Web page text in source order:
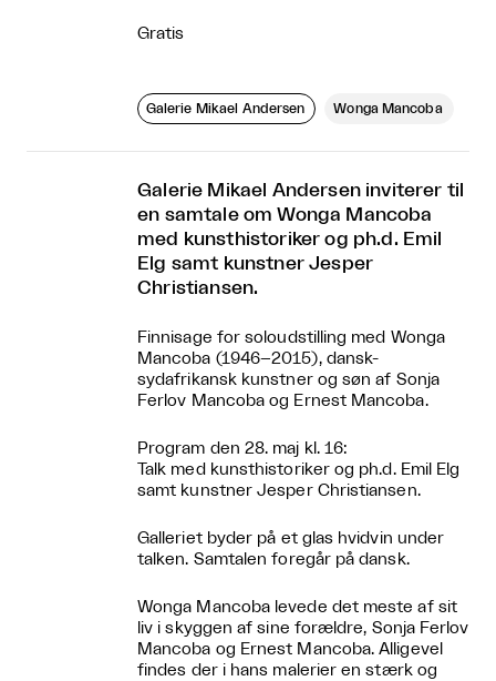
Gratis
Galerie Mikael Andersen Wonga Mancoba
Galerie Mikael Andersen inviterer til
en samtale om Wonga Mancoba
med kunsthistoriker og ph.d. Emil
Elg samt kunstner Jesper
Christiansen.
Finnisage for soloudstilling med Wonga
Mancoba (1946–2015), dansk-
sydafrikansk kunstner og søn af Sonja
Ferlov Mancoba og Ernest Mancoba.
Program den 28. maj kl. 16:
Talk med kunsthistoriker og ph.d. Emil Elg
samt kunstner Jesper Christiansen.
Galleriet byder på et glas hvidvin under
talken. Samtalen foregår på dansk.
Wonga Mancoba levede det meste af sit
liv i skyggen af sine forældre, Sonja Ferlov
Mancoba og Ernest Mancoba. Alligevel
findes der i hans malerier en stærk og